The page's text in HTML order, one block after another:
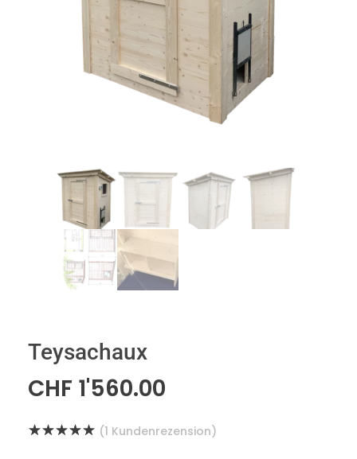
Teysachaux
CHF 1'560.00
(1 Kundenrezension)